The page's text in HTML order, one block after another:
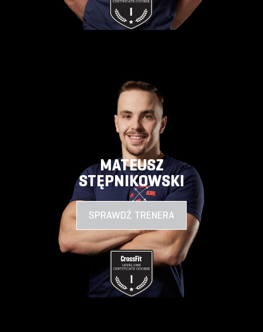
MATEUSZ
STĘPNIKOWSKI
SPRAWDŹ TRENERA